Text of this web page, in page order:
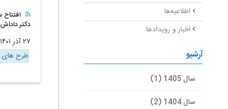
دکتر
۲۷ آذر ۱۴۰۱
طرح های
اطلاعیه‌ها
اخبار و رویدادها
آرشیو
سال 1405 (1)
سال 1404 (2)